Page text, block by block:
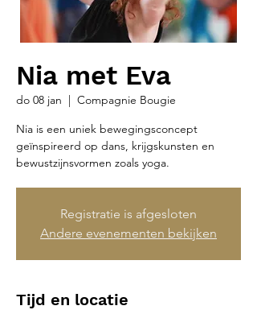
Nia met Eva
do 08 jan
  |
Compagnie Bougie
Nia is een uniek bewegingsconcept
geïnspireerd op dans, krijgskunsten en
bewustzijnsvormen zoals yoga.
Registratie is afgesloten
Andere evenementen bekijken
Tijd en locatie